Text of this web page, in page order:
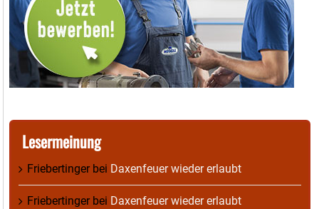
Lesermeinung
Friebertingerbei Daxenfeuer wieder erlaubt
Friebertingerbei Daxenfeuer wieder erlaubt